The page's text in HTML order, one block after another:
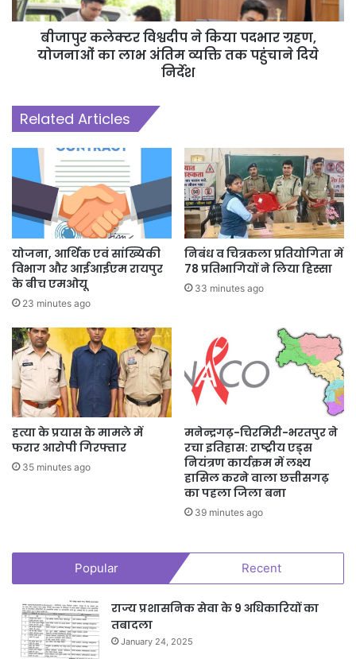
बीजापुर कलेक्टर विश्वदीप ने किया पदभार ग्रहण,
योजनाओं का लाभ अंतिम व्यक्ति तक पहुंचाने दिये
निर्देश
Related Articles
योजना, आर्थिक एवं सांख्यिकी
विभाग और आईआईएम रायपुर
के बीच एमओयू
23 minutes ago
निबंध व चित्रकला प्रतियोगिता में
78 प्रतिभागियों ने लिया हिस्सा
33 minutes ago
हत्या के प्रयास के मामले में
फरार आरोपी गिरफ्तार
35 minutes ago
मनेन्द्रगढ़-चिरमिरी-भरतपुर ने
रचा इतिहास: राष्ट्रीय एड्स
नियंत्रण कार्यक्रम में लक्ष्य
हासिल करने वाला छत्तीसगढ़
का पहला जिला बना
39 minutes ago
Popular Recent
राज्य प्रशासनिक सेवा के 9 अधिकारियों का
तबादला
January 24, 2025